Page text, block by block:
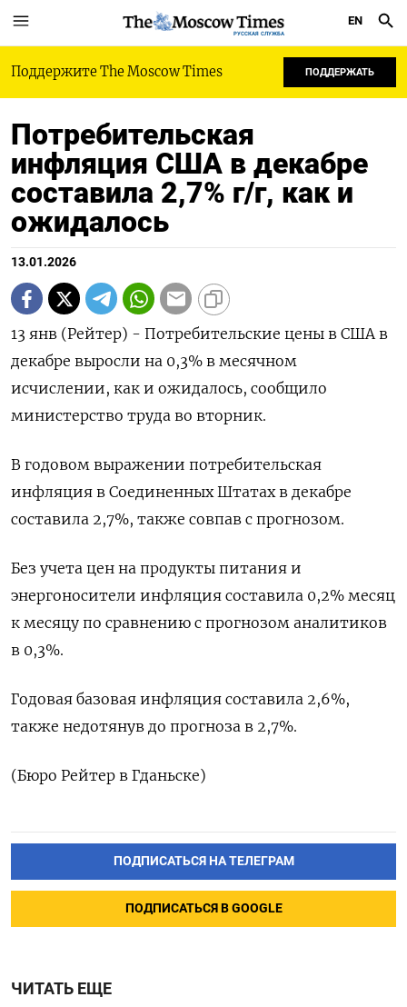
РУССКАЯ СЛУЖБА
EN
Поддержите The Moscow Times ПОДДЕРЖАТЬ
Потребительская
инфляция США в декабре
составила 2,7% г/г, как и
ожидалось
13.01.2026
13 янв (Рейтер) - Потребительские цены в США ⁠в
декабре выросли на 0,3% в месячном
⁠исчислении, как ​и ожидалось, ⁠сообщило
министерство труда во ⁠вторник.
В годовом выражении потребительская
‌инфляция в ‍Соединенных Штатах в декабре
‌составила 2,7%, ​также совпав с прогнозом.
Без учета цен ⁠на продукты ‍питания и
энергоносители ‌инфляция составила 0,2% месяц
к месяцу по сравнению с прогнозом аналитиков
в 0,‍3%.
Годовая базовая ‍инфляция составила 2,6%,
‍также недотянув до прогноза в 2,7%.
(⁠Бюро Рейтер в Гданьске)
ПОДПИСАТЬСЯ НА ТЕЛЕГРАМ
ПОДПИСАТЬСЯ В GOOGLE
ЧИТАТЬ ЕЩЕ